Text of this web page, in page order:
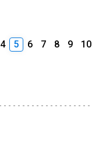
4 5 6 7 8 9 10